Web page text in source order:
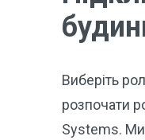
Виберіть
розпочати
Systems.